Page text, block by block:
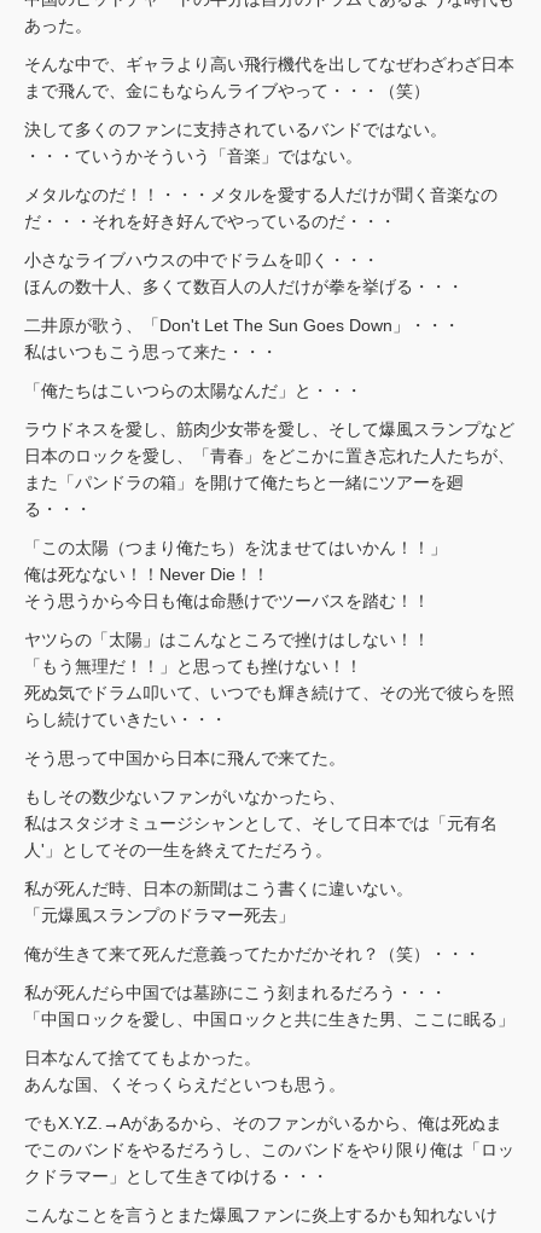
あった。
そんな中で、ギャラより高い飛行機代を出してなぜわざわざ日本
まで飛んで、金にもならんライブやって・・・（笑）
決して多くのファンに支持されているバンドではない。
・・・ていうかそういう「音楽」ではない。
メタルなのだ！！・・・メタルを愛する人だけが聞く音楽なの
だ・・・それを好き好んでやっているのだ・・・
小さなライブハウスの中でドラムを叩く・・・
ほんの数十人、多くて数百人の人だけが拳を挙げる・・・
二井原が歌う、「Don't Let The Sun Goes Down」・・・
私はいつもこう思って来た・・・
「俺たちはこいつらの太陽なんだ」と・・・
ラウドネスを愛し、筋肉少女帯を愛し、そして爆風スランプなど
日本のロックを愛し、「青春」をどこかに置き忘れた人たちが、
また「パンドラの箱」を開けて俺たちと一緒にツアーを廻
る・・・
「この太陽（つまり俺たち）を沈ませてはいかん！！」
俺は死なない！！Never Die！！
そう思うから今日も俺は命懸けでツーバスを踏む！！
ヤツらの「太陽」はこんなところで挫けはしない！！
「もう無理だ！！」と思っても挫けない！！
死ぬ気でドラム叩いて、いつでも輝き続けて、その光で彼らを照
らし続けていきたい・・・
そう思って中国から日本に飛んで来てた。
もしその数少ないファンがいなかったら、
私はスタジオミュージシャンとして、そして日本では「元有名
人'」としてその一生を終えてただろう。
私が死んだ時、日本の新聞はこう書くに違いない。
「元爆風スランプのドラマー死去」
俺が生きて来て死んだ意義ってたかだかそれ？（笑）・・・
私が死んだら中国では墓跡にこう刻まれるだろう・・・
「中国ロックを愛し、中国ロックと共に生きた男、ここに眠る」
日本なんて捨ててもよかった。
あんな国、くそっくらえだといつも思う。
でもX.Y.Z.→Aがあるから、そのファンがいるから、俺は死ぬま
でこのバンドをやるだろうし、このバンドをやり限り俺は「ロッ
クドラマー」として生きてゆける・・・
こんなことを言うとまた爆風ファンに炎上するかも知れないけ